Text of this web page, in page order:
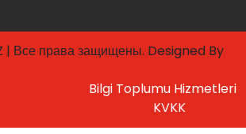
| Все права защищены. Designed By
Bilgi Toplumu Hizmetleri
KVKK